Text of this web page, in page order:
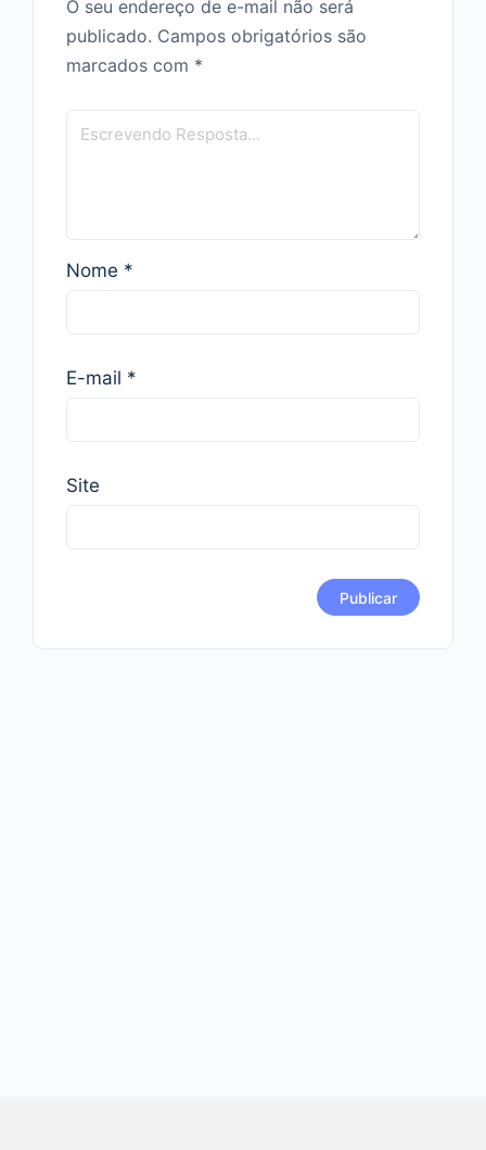
O seu endereço de e-mail não será
publicado. Campos obrigatórios são
marcados com *
Nome *
E-mail *
Site